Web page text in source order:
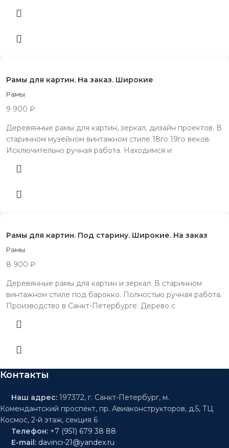
Рамы для картин. На заказ. Широкие
Рамы
9 900 ₽
Деревянные рамы для картин, зеркал, дизайн проектов. В
старинном музейном винтажном стиле 18го 19го веков.
Исключительно ручная работа. Находимся и
Рамы для картин. Под старину. Широкие. На заказ
Рамы
8 900 ₽
Деревянные рамы для картин и зеркал. В старинном
винтажном стиле под барокко. Полностью ручная работа.
Производство в Санкт-Петербурге. Дерево с
Контакты
Наш адрес: 197372, г. Санкт-Петербург, м.
Комендантский проспект, пр. Авиаконструкторов, д.5, ТЦ
Космос, 2-й этаж, секция 6
Телефон: +7 (951) 679 38 88
E-mail: davinci-21@yandex.ru